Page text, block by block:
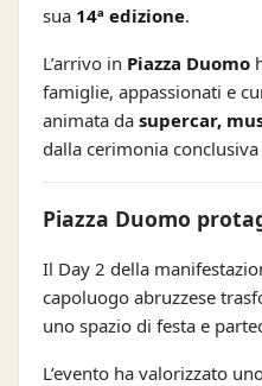
sua 14ª edizione.
L’arrivo in Piazza Duomo
famiglie, appassionati e
animata da supercar,
dalla cerimonia
Piazza Duomo
Il Day 2 della
capoluogo abruzzese
uno spazio di festa e
L’evento ha valorizzato